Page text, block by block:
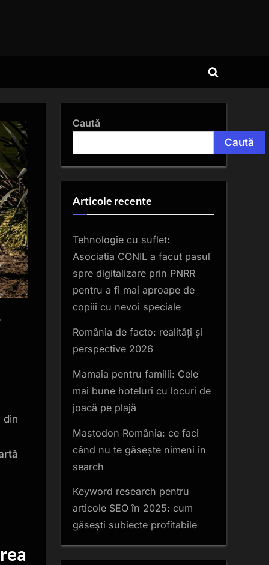
Toggle
din
Caută
Caută
Articole recente
Tehnologie cu suflet:
Asociatia CONIL a facut pasul
spre digitalizare prin PNRR
pentru a fi mai aproape de
copiii cu nevoi speciale
România de facto: realități și
perspective 2026
Mamaia pentru familii: Cele
mai bune hoteluri cu locuri de
joacă pe plajă
Mastodon România: ce faci
când nu te găsește nimeni în
search
Keyword research pentru
articole SEO în 2025: cum
găsești subiecte profitabile